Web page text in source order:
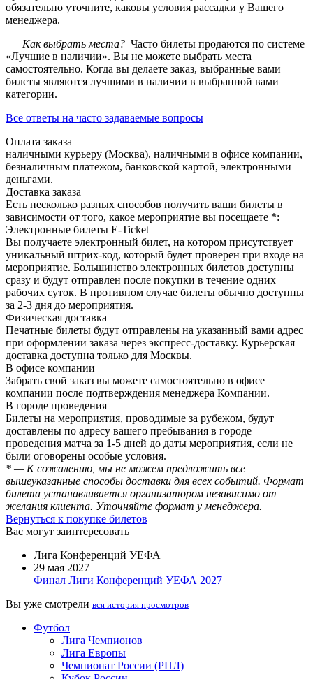
обязательно уточните, каковы условия рассадки у Вашего
менеджера.
— Как выбрать места? Часто билеты продаются по системе
«Лучшие в наличии». Вы не можете выбрать места
самостоятельно. Когда вы делаете заказ, выбранные вами
билеты являются лучшими в наличии в выбранной вами
категории.
Все ответы на часто задаваемые вопросы
Оплата заказа
наличными курьеру (Москва), наличными в офисе компании,
безналичным платежом, банковской картой, электронными
деньгами.
Доставка заказа
Есть несколько разных способов получить ваши билеты в
зависимости от того, какое мероприятие вы посещаете *:
Электронные билеты E-Ticket
Вы получаете электронный билет, на котором присутствует
уникальный штрих-код, который будет проверен при входе на
мероприятие. Большинство электронных билетов доступны
сразу и будут отправлен после покупки в течение одних
рабочих суток. В противном случае билеты обычно доступны
за 2-3 дня до мероприятия.
Физическая доставка
Печатные билеты будут отправлены на указанный вами адрес
при оформлении заказа через экспресс-доставку. Курьерская
доставка доступна только для Москвы.
В офисе компании
Забрать свой заказ вы можете самостоятельно в офисе
компании после подтверждения менеджера Компании.
В городе проведения
Билеты на мероприятия, проводимые за рубежом, будут
доставлены по адресу вашего пребывания в городе
проведения матча за 1-5 дней до даты мероприятия, если не
были оговорены особые условия.
* — К сожалению, мы не можем предложить все
вышеуказанные способы доставки для всех событий. Формат
билета устанавливается организатором независимо от
желания клиента. Уточняйте формат у менеджера.
Вернуться к покупке билетов
Вас могут заинтересовать
Лига Конференций УЕФА
29 мая 2027
Финал Лиги Конференций УЕФА 2027
Вы уже смотрели вся история просмотров
Футбол
Лига Чемпионов
Лига Европы
Чемпионат России (РПЛ)